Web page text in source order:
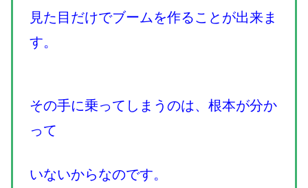
見た目だけでブームを作ることが出来ま
す。
その手に乗ってしまうのは、根本が分か
って
いないからなのです。